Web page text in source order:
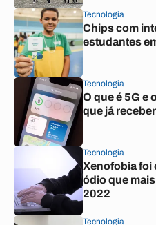
Tecnologia
Chips com
estudantes
Tecnologia
O que é 5G e
que já
Tecnologia
Xenofobia foi
ódio que
2022
Tecnologia